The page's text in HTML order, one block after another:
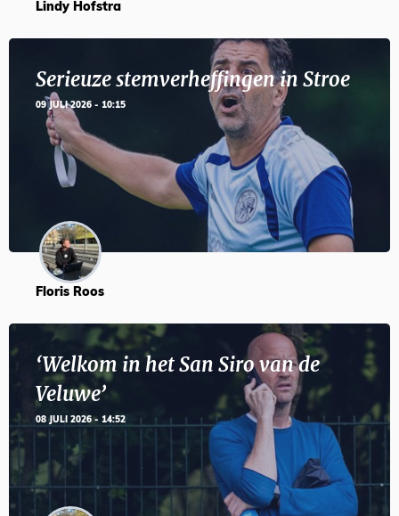
Lindy Hofstra
Serieuze stemverheffingen in Stroe
09 JULI 2026 - 10:15
Floris Roos
‘Welkom in het San Siro van de
Veluwe’
08 JULI 2026 - 14:52